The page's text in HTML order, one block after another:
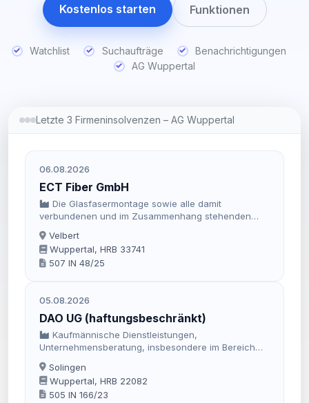
Kostenlos starten Funktionen
Watchlist Suchaufträge
Benachrichtigungen
AG Wuppertal
Letzte 3 Firmeninsolvenzen – AG Wuppertal
06.08.2026
ECT Fiber GmbH
Die Glasfasermontage sowie alle damit
verbundenen und im Zusammenhang stehenden
Tätigkeiten, Durchführung von Tiefbau- und
Kabelverlegungsarbeiten aller Art, Bau von
Gebäuden sowie Gasverteilung durch Rohrleitungen,
Export und Import von Waren aller Art (wie z.B.
zusammenhängende und den Geschäftszweck
fördernde Tätigkeiten.
Velbert
Wuppertal, HRB 33741
507 IN 48/25
05.08.2026
DAO UG (haftungsbeschränkt)
Kaufmännische Dienstleistungen,
Unternehmensberatung, insbesondere im Bereich
der Büroorganisation, Buchung laufender
Geschäftsvorfälle, laufende Lohnbuchhaltung,
Erstellung betriebswirtschaftlicher Analysen,
kaufmännische Immobilienverwaltung. Der
Solingen
Wuppertal, HRB 22082
505 IN 166/23